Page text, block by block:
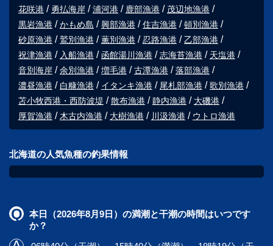
花咲港
勇払海岸 浦河港 鹿部漁港
茂辺地漁港
黒岩漁港
かもめ島 興部漁港 住吉漁港
頓別漁港
砂原漁港
鷲別漁港 薫別漁港 忍路漁港
乙部漁港
祝津漁港
入船漁港 函館湯川漁港 志海苔漁港
天塩港
音別海岸
余別漁港 増毛港 古潭漁港
落部漁港
濃昼漁港
白糠漁港 イタンキ漁港 尾札部漁港
歌別漁港
苫小牧西港・西防波堤
散布漁港 静内漁港
大磯港
厚賀漁港
木古内漁港 大樹漁港 川汲漁港 ウトロ漁港
北海道の人気魚種の釣果情報
本日（2026年8月9日）の満潮と干潮の時間はいつです
か？